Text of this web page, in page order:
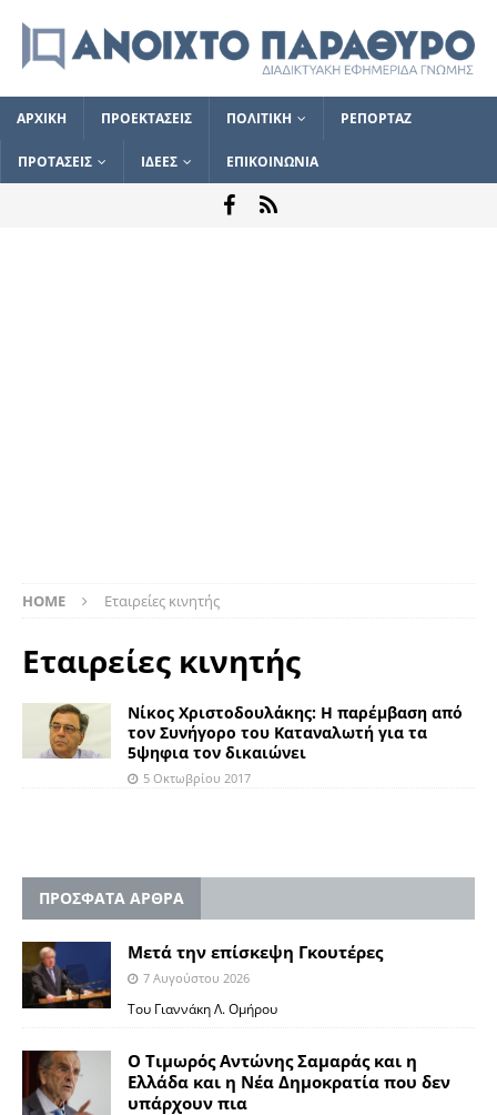
ΑΡΧΙΚΗ ΠΡΟΕΚΤΑΣΕΙΣ ΠΟΛΙΤΙΚΗ ΡΕΠΟΡΤΑΖ
ΠΡΟΤΑΣΕΙΣ ΙΔΕΕΣ ΕΠΙΚΟΙΝΩΝΙΑ
HOME Εταιρείες κινητής
Εταιρείες κινητής
Νίκος Χριστοδουλάκης: Η παρέμβαση από
τον Συνήγορο του Καταναλωτή για τα
5ψηφια τον δικαιώνει
5 Οκτωβρίου 2017
ΠΡΟΣΦΑΤΑ ΑΡΘΡΑ
Μετά την επίσκεψη Γκουτέρες
7 Αυγούστου 2026
Του Γιαννάκη Λ. Ομήρου
Ο Τιμωρός Αντώνης Σαμαράς και η
Ελλάδα και η Νέα Δημοκρατία που δεν
υπάρχουν πια